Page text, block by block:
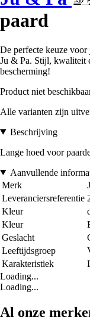
paard
De perfecte keuze voor
Ju & Pa. Stijl, kwaliteit
bescherming!
Product niet
Alle varianten zijn
Beschrijving
Lange hoed voor
Aanvullende
Merk
Leveranciersreferentie
Kleur
Kleur
Geslacht
Leeftijdsgroep
Karakteristiek
Loading...
Loading...
Al onze